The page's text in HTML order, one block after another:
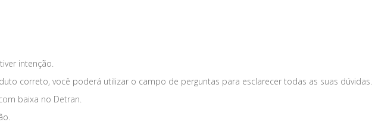
intenção.
correto, você poderá utilizar o campo de perguntas para esclarecer todas as suas dúvidas.
baixa no Detran.